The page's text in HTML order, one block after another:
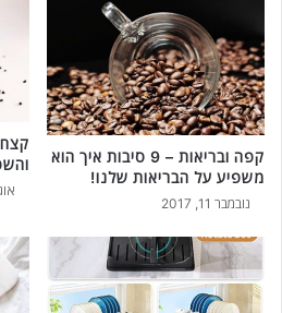
י
ן
ש
כ
א
י
ה
י
ר
קפה ובריאות – 9 סיבות איך הוא
משפיע על הבריאות שלנו!
נובמבר 11, 2017